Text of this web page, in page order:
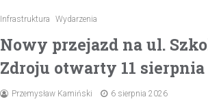
Infrastruktura Wydarzenia
Nowy przejazd na ul.
Zdroju otwarty 11 sierpnia
Przemysław Kamiński 6 sierpnia 2026